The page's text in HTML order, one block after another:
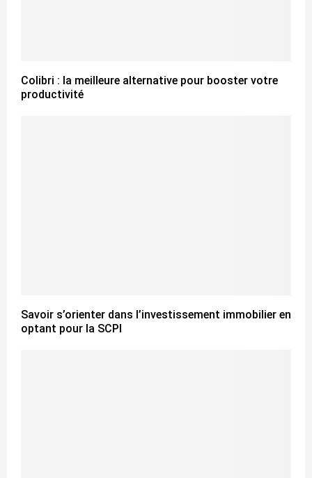
Colibri : la meilleure alternative pour booster votre
productivité
Savoir s’orienter dans l’investissement immobilier en
optant pour la SCPI